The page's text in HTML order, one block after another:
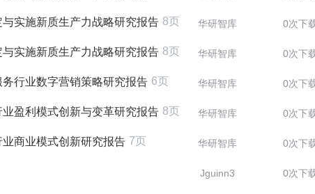
实施新质生产力战略研究报告 8页 华研智库 0次下
实施新质生产力战略研究报告 8页 华研智库 0次下
行业数字营销策略研究报告 6页 华研智库 0次下
盈利模式创新与变革研究报告 8页 华研智库 0次下
商业模式创新研究报告 7页 华研智库 0次下
Jguinn3 0次下